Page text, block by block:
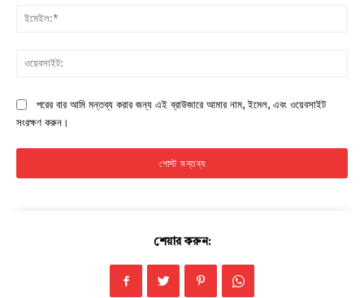
Company
পরের বার আমি মন্তব্য করার জন্য এই ব্রাউজারে আমার নাম, ইমেল, এবং ওয়েবসাইট
সংরক্ষণ করুন।
শেয়ার করুন: